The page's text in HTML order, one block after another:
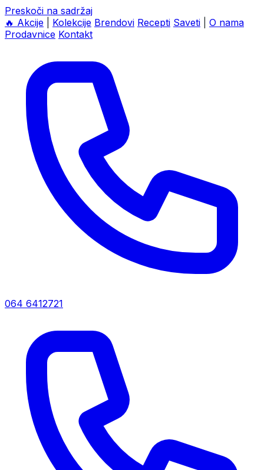
Preskoči na sadržaj
🔥 Akcije Kolekcije Brendovi Recepti Saveti
O nama
Prodavnice Kontakt
064 6412721